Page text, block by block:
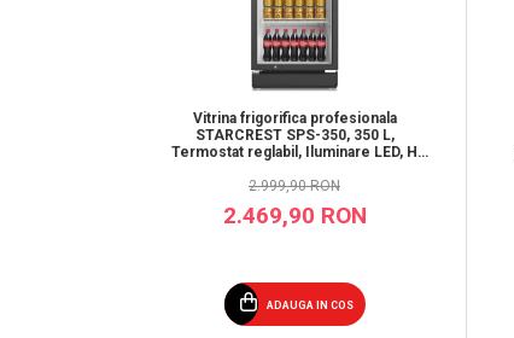
Vitrina frigorifica profesionala
STARCREST SPS-350, 350 L,
Termostat reglabil, Iluminare LED, H
2.999,90 RON
2.469,90 RON
ADAUGA IN COS